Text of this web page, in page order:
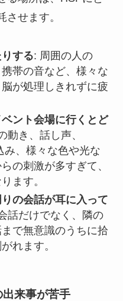
させます。
する: 周囲の人の
帯の音など、様々な
が処理しきれずに疲
ント会場に行くとど
動き、話し声、
み、様々な色や光な
の刺激が多すぎて、
ます。
の会話が耳に入って
話だけでなく、隣の
で無意識のうちに拾
れます。
来事が苦手